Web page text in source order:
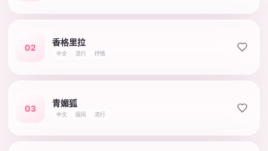
02
香格里拉
中文 流行 抒情
03
青媚狐
中文 国风 流行